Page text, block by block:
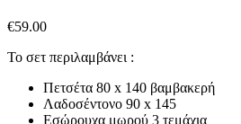
€59.00
Το σετ περιλαμβάνει :
Πετσέτα 80 x 140 βαμβακερή
Λαδοσέντονο 90 x 145
Εσώρουχα μωρού 3 τεμάχια